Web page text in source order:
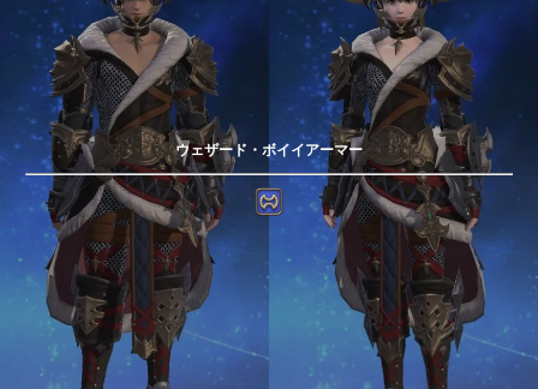
ウェザード・ボイイアーマー